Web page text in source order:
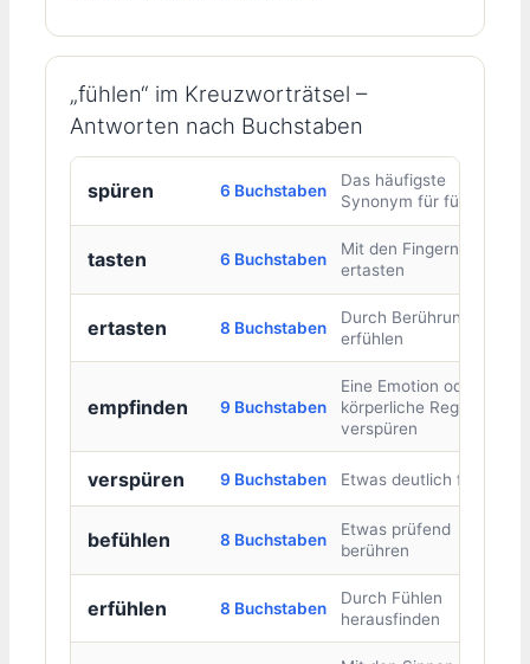
„fühlen“ im Kreuzworträtsel –
Antworten nach Buchstaben
spüren 6 Buchstaben
Das häufigste
Synonym für fühlen
tasten 6 Buchstaben
Mit den Fingern
ertasten
ertasten 8 Buchstaben
Durch Berührung
erfühlen
empfinden 9 Buchstaben
Eine Emotion oder
körperliche Regung
verspüren
verspüren 9 Buchstaben Etwas deutlich fühlen
befühlen 8 Buchstaben
Etwas prüfend
berühren
erfühlen 8 Buchstaben
Durch Fühlen
herausfinden